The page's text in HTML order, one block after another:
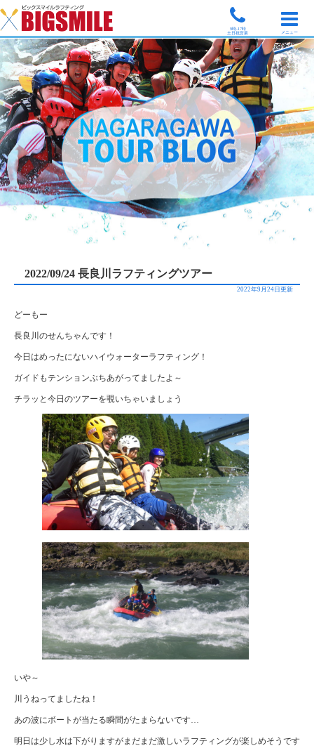
9時-17時
土日祝営業
メニュー
2022/09/24 長良川ラフティングツアー
2022年9月24日更新
どーもー
長良川のせんちゃんです！
今日はめったにないハイウォーターラフティング！
ガイドもテンションぶちあがってましたよ～
チラッと今日のツアーを覗いちゃいましょう
いや～
川うねってましたね！
あの波にボートが当たる瞬間がたまらないです…
明日は少し水は下がりますがまだまだ激しいラフティングが楽しめそうです